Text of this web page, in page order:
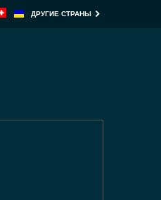
ДРУГИЕ СТРАНЫ